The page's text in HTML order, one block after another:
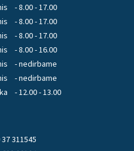
- 8.00 - 17.00
- 8.00 - 17.00
- 8.00 - 17.00
- 8.00 - 16.00
- nedirbame
- nedirbame
- 12.00 - 13.00
311545